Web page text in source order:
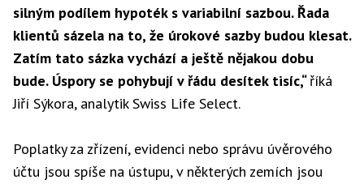
silným podílem hypoték s variabilní sazbou. Řada
klientů sázela na to, že úrokové sazby budou klesat.
Zatím tato sázka vychází a ještě nějakou dobu
bude. Úspory se pohybují v řádu desítek tisíc,“říká
Jiří Sýkora, analytik Swiss Life Select.
Poplatky za zřízení, evidenci nebo správu úvěrového
účtu jsou spíše na ústupu, v některých zemích jsou